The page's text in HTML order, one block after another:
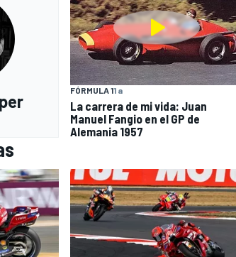
FÓRMULA 11 a
La carrera de mi vida: Juan
Manuel Fangio en el GP de
Alemania 1957